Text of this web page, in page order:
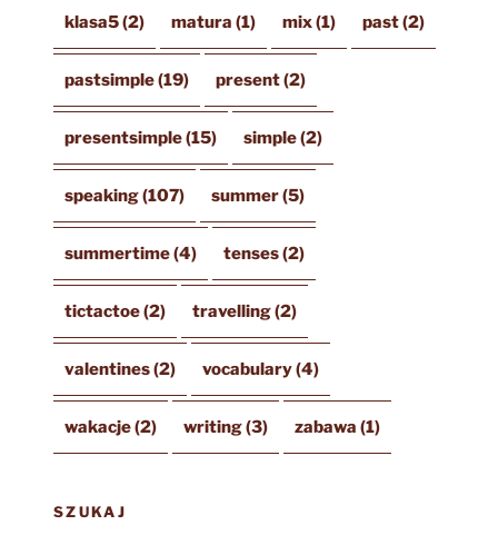
klasa5(2) matura (1) mix(1) past(2)
pastsimple(19) present(2)
presentsimple(15) simple(2)
speaking(107) summer(5)
summertime(4) tenses(2)
tictactoe(2) travelling(2)
valentines(2) vocabulary(4)
wakacje(2) writing(3) zabawa (1)
SZUKAJ